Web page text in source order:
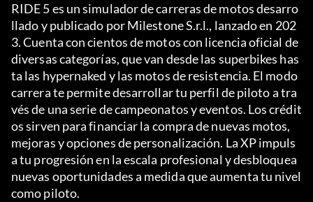
RIDE 5 es un simulador de carreras de motos desarro
llado y publicado por Milestone S.r.l., lanzado en 202
3. Cuenta con cientos de motos con licencia oficial de
diversas categorías, que van desde las superbikes has
ta las hypernaked y las motos de resistencia. El modo
carrera te permite desarrollar tu perfil de piloto a tra
vés de una serie de campeonatos y eventos. Los crédit
os sirven para financiar la compra de nuevas motos,
mejoras y opciones de personalización. La XP impuls
a tu progresión en la escala profesional y desbloquea
nuevas oportunidades a medida que aumenta tu nivel
como piloto.